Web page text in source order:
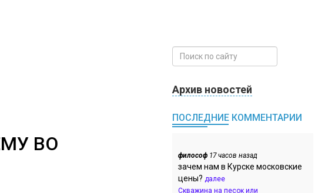
ВО
Архив новостей
ПОСЛЕДНИЕ КОММЕНТАРИИ
философ 17 часов назад
зачем нам в Курске московские
цены? далее
Скважина на песок или